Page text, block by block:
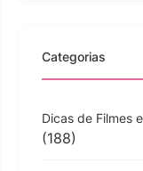
Categorias
Dicas de Filmes
(188)